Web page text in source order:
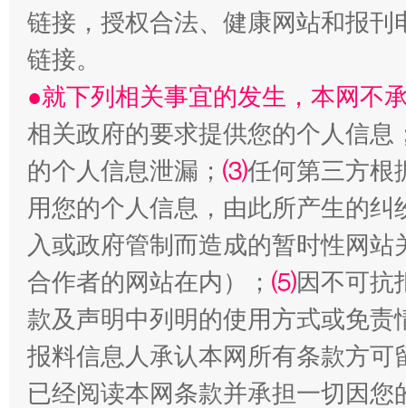
链接，授权合法、健康网站和报
链接。
●就下列相关事宜的发生，本网不
相关政府的要求提供您的个人信息
的个人信息泄漏； ⑶任何第三方根
用您的个人信息，由此所产生的纠
入或政府管制而造成的暂时性网
合作者的网站在内）； ⑸因不可抗
款及声明中列明的使用方式或免责
报料信息人承认本网所有条款方
已经阅读本网条款并承担一切因